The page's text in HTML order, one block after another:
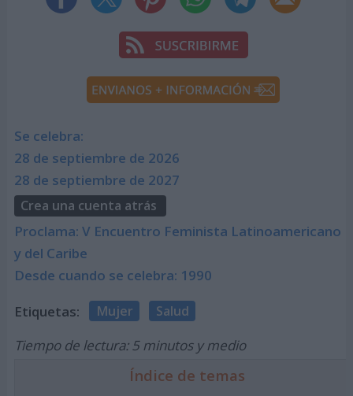
Se celebra:
28 de septiembre de 2026
28 de septiembre de 2027
Crea una cuenta atrás
Proclama: V Encuentro Feminista Latinoamericano
y del Caribe
Desde cuando se celebra: 1990
Etiquetas: Mujer Salud
Tiempo de lectura: 5 minutos y medio
Índice de temas